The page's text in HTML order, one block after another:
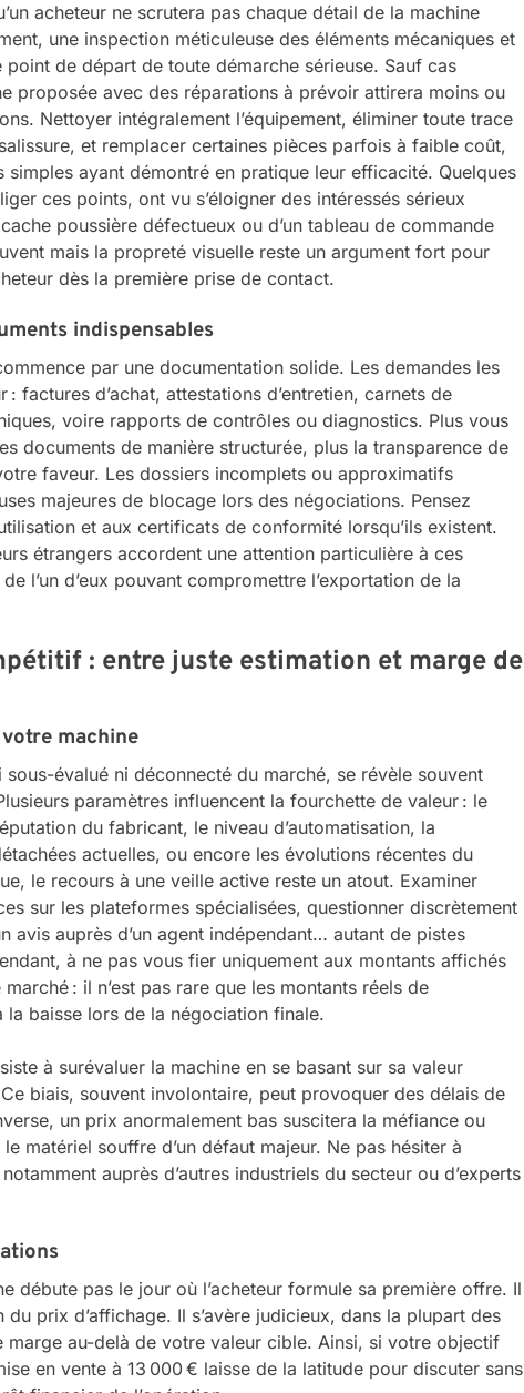
acheteur ne scrutera pas chaque détail de la machine
une inspection méticuleuse des éléments mécaniques et
de départ de toute démarche sérieuse. Sauf cas
proposée avec des réparations à prévoir attirera moins ou
Nettoyer intégralement l’équipement, éliminer toute trace
et remplacer certaines pièces parfois à faible coût,
simples ayant démontré en pratique leur efficacité. Quelques
ces points, ont vu s’éloigner des intéressés sérieux
poussière défectueux ou d’un tableau de commande
mais la propreté visuelle reste un argument fort pour
dès la première prise de contact.
indispensables
par une documentation solide. Les demandes les
factures d’achat, attestations d’entretien, carnets de
voire rapports de contrôles ou diagnostics. Plus vous
documents de manière structurée, plus la transparence de
faveur. Les dossiers incomplets ou approximatifs
majeures de blocage lors des négociations. Pensez
et aux certificats de conformité lorsqu’ils existent.
étrangers accordent une attention particulière à ces
l’un d’eux pouvant compromettre l’exportation de la
: entre juste estimation et marge de
machine
évalué ni déconnecté du marché, se révèle souvent
paramètres influencent la fourchette de valeur : le
du fabricant, le niveau d’automatisation, la
actuelles, ou encore les évolutions récentes du
le recours à une veille active reste un atout. Examiner
sur les plateformes spécialisées, questionner discrètement
avis auprès d’un agent indépendant… autant de pistes
à ne pas vous fier uniquement aux montants affichés
: il n’est pas rare que les montants réels de
la baisse lors de la négociation finale.
à surévaluer la machine en se basant sur sa valeur
Ce biais, souvent involontaire, peut provoquer des délais de
un prix anormalement bas suscitera la méfiance ou
matériel souffre d’un défaut majeur. Ne pas hésiter à
auprès d’autres industriels du secteur ou d’experts
débute pas le jour où l’acheteur formule sa première offre. Il
prix d’affichage. Il s’avère judicieux, dans la plupart des
marge au-delà de votre valeur cible. Ainsi, si votre objectif
en vente à 13 000 € laisse de la latitude pour discuter sans